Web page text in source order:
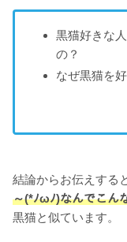
黒猫好きな
の？
なぜ黒猫を
結論からお伝えする
～(*ﾉωﾉ)なんでこん
黒猫と似ています。